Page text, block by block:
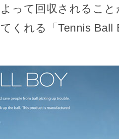
って回収されるこ
くれる「Tennis Ball